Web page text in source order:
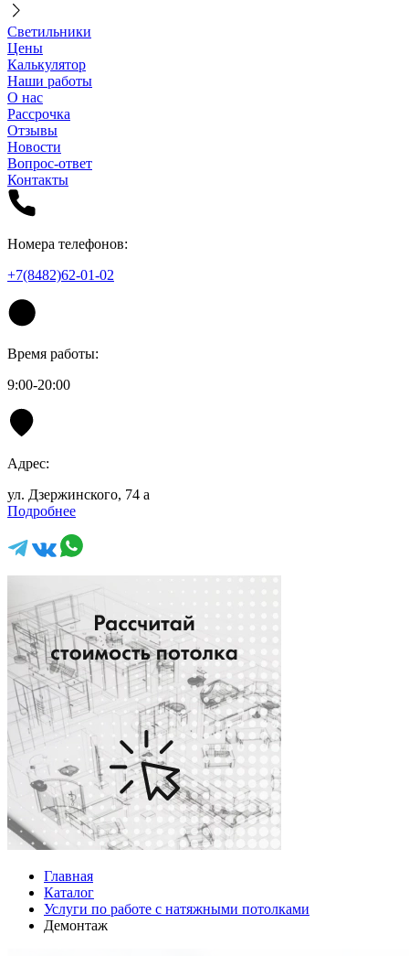
Светильники
Цены
Калькулятор
Наши работы
О нас
Рассрочка
Отзывы
Новости
Вопрос-ответ
Контакты
Номера телефонов:
+7(8482)62-01-02
Время работы:
9:00-20:00
Адрес:
ул. Дзержинского, 74 а
Подробнее
Главная
Каталог
Услуги по работе с натяжными потолками
Демонтаж